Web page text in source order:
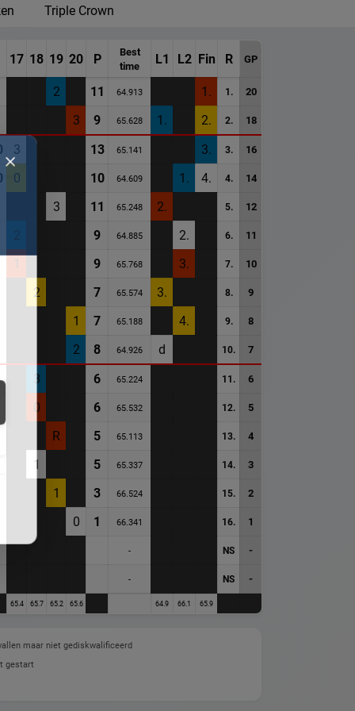
Triple Crown
17 18 19 20 P
Best
time
L1 L2 Fin R GP
2 11 64.913 1. 1. 20
3 9 65.628 1. 2. 2. 18
3 13 65.141 3. 3. 16
0 10 64.609 1. 4. 4. 14
3 11 65.248 2. 5. 12
2 9 64.885 2. 6. 11
1 9 65.768 3. 7. 10
2 7 65.574 3. 8. 9
1 7 65.188 4. 9. 8
2 8 64.926 d 10. 7
3 6 65.224 11. 6
0 6 65.532 12. 5
R 5 65.113 13. 4
1 5 65.337 14. 3
1 3 66.524 15. 2
0 1 66.341 16. 1
- NS -
- NS -
65.4 65.7 65.2 65.6 64.9 66.1 65.9
maar niet gediskwalificeerd
gestart